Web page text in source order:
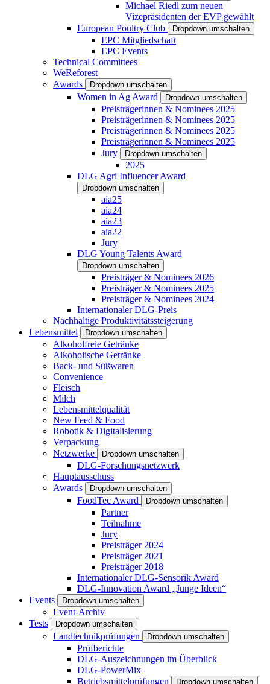
Michael Riedl zum neuen
Vizepräsidenten der EVP gewählt
European Poultry Club
Dropdown umschalten
EPC Mitgliedschaft
EPC Events
Technical Committees
WeReforest
Awards
Dropdown umschalten
Women in Ag Award Dropdown umschalten
Preisträgerinnen & Nominees 2025
Preisträgerinnen & Nominees 2025
Preisträgerinnen & Nominees 2025
Preisträgerinnen & Nominees 2025
Jury
Dropdown umschalten
2025
DLG Agri Influencer Award
Dropdown umschalten
aia25
aia24
aia23
aia22
Jury
DLG Young Talents Award
Dropdown umschalten
Preisträger & Nominees 2026
Preisträger & Nominees 2025
Preisträger & Nominees 2024
Internationaler DLG-Preis
Nachhaltige Produktivitätssteigerung
Lebensmittel
Dropdown umschalten
Alkoholfreie Getränke
Alkoholische Getränke
Back- und Süßwaren
Convenience
Fleisch
Milch
Lebensmittelqualität
New Feed & Food
Robotik & Digitalisierung
Verpackung
Netzwerke
Dropdown umschalten
DLG-Forschungsnetzwerk
Hauptausschuss
Awards
Dropdown umschalten
FoodTec Award Dropdown umschalten
Partner
Teilnahme
Jury
Preisträger 2024
Preisträger 2021
Preisträger 2018
Internationaler DLG-Sensorik Award
DLG-Innovation Award „Junge Ideen“
Events
Dropdown umschalten
Event-Archiv
Tests
Dropdown umschalten
Landtechnikprüfungen Dropdown umschalten
Prüfberichte
DLG-Auszeichnungen im Überblick
DLG-PowerMix
Betriebsmittelprüfungen
Dropdown umschalten